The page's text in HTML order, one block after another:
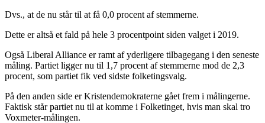
Dvs., at de nu står til at få 0,0 procent af stemmerne.
Dette er altså et fald på hele 3 procentpoint siden valget i 2019.
Også Liberal Alliance er ramt af yderligere tilbagegang i den seneste
måling. Partiet ligger nu til 1,7 procent af stemmerne mod de 2,3
procent, som partiet fik ved sidste folketingsvalg.
På den anden side er Kristendemokraterne gået frem i målingerne.
Faktisk står partiet nu til at komme i Folketinget, hvis man skal tro
Voxmeter-målingen.